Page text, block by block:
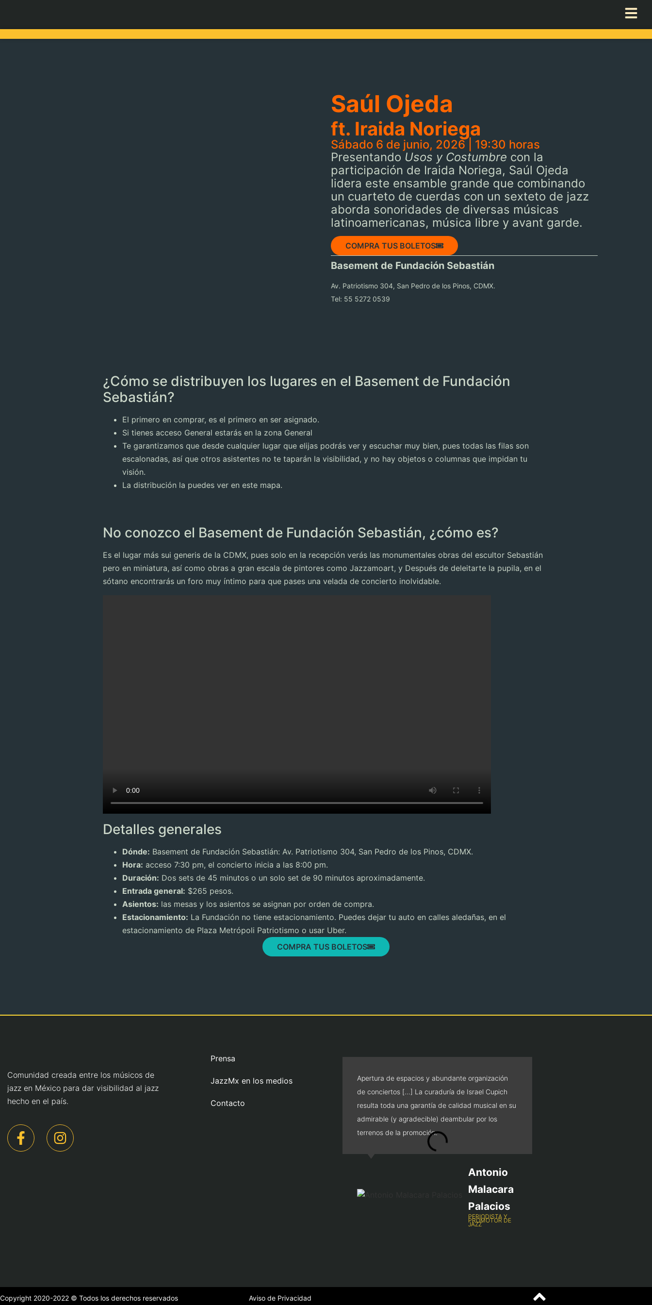
Saúl Ojeda
ft. Iraida Noriega
Sábado 6 de junio, 2026 | 19:30 horas
Presentando Usos y Costumbre con la
participación de Iraida Noriega, Saúl Ojeda
lidera este ensamble grande que combinando
un cuarteto de cuerdas con un sexteto de jazz
aborda sonoridades de diversas músicas
latinoamericanas, música libre y avant garde.
COMPRA TUS BOLETOS
Basement de Fundación Sebastián
Av. Patriotismo 304, San Pedro de los Pinos, CDMX.
Tel: 55 5272 0539
¿Cómo se distribuyen los lugares en el Basement de Fundación
Sebastián?
El primero en comprar, es el primero en ser asignado.
Si tienes acceso General estarás en la zona General
Te garantizamos que desde cualquier lugar que elijas podrás ver y escuchar muy bien, pues todas las filas son
escalonadas, así que otros asistentes no te taparán la visibilidad, y no hay objetos o columnas que impidan tu
visión.
La distribución la puedes ver en este mapa.
No conozco el Basement de Fundación Sebastián, ¿cómo es?
Es el lugar más sui generis de la CDMX, pues solo en la recepción verás las monumentales obras del escultor Sebastián
pero en miniatura, así como obras a gran escala de pintores como Jazzamoart, y Después de deleitarte la pupila, en el
sótano encontrarás un foro muy íntimo para que pases una velada de concierto inolvidable.
Detalles generales
Dónde: Basement de Fundación Sebastián: Av. Patriotismo 304, San Pedro de los Pinos, CDMX.
Hora: acceso 7:30 pm, el concierto inicia a las 8:00 pm.
Duración: Dos sets de 45 minutos o un solo set de 90 minutos aproximadamente.
Entrada general: $265 pesos.
Asientos: las mesas y los asientos se asignan por orden de compra.
Estacionamiento: La Fundación no tiene estacionamiento. Puedes dejar tu auto en calles aledañas, en el
estacionamiento de Plaza Metrópoli Patriotismo o usar Uber.
COMPRA TUS BOLETOS
Comunidad creada entre los músicos de
jazz en México para dar visibilidad al jazz
hecho en el país.
Prensa
JazzMx en los medios
Contacto
Apertura de espacios y abundante organización
de conciertos […] La curaduría de Israel Cupich
resulta toda una garantía de calidad musical en su
admirable (y agradecible) deambular por los
terrenos de la promoción.
Antonio
Malacara
Palacios
PERIODISTA Y
PROMOTOR DE
JAZZ
Copyright 2020-2022 © Todos los derechos reservados Aviso de Privacidad